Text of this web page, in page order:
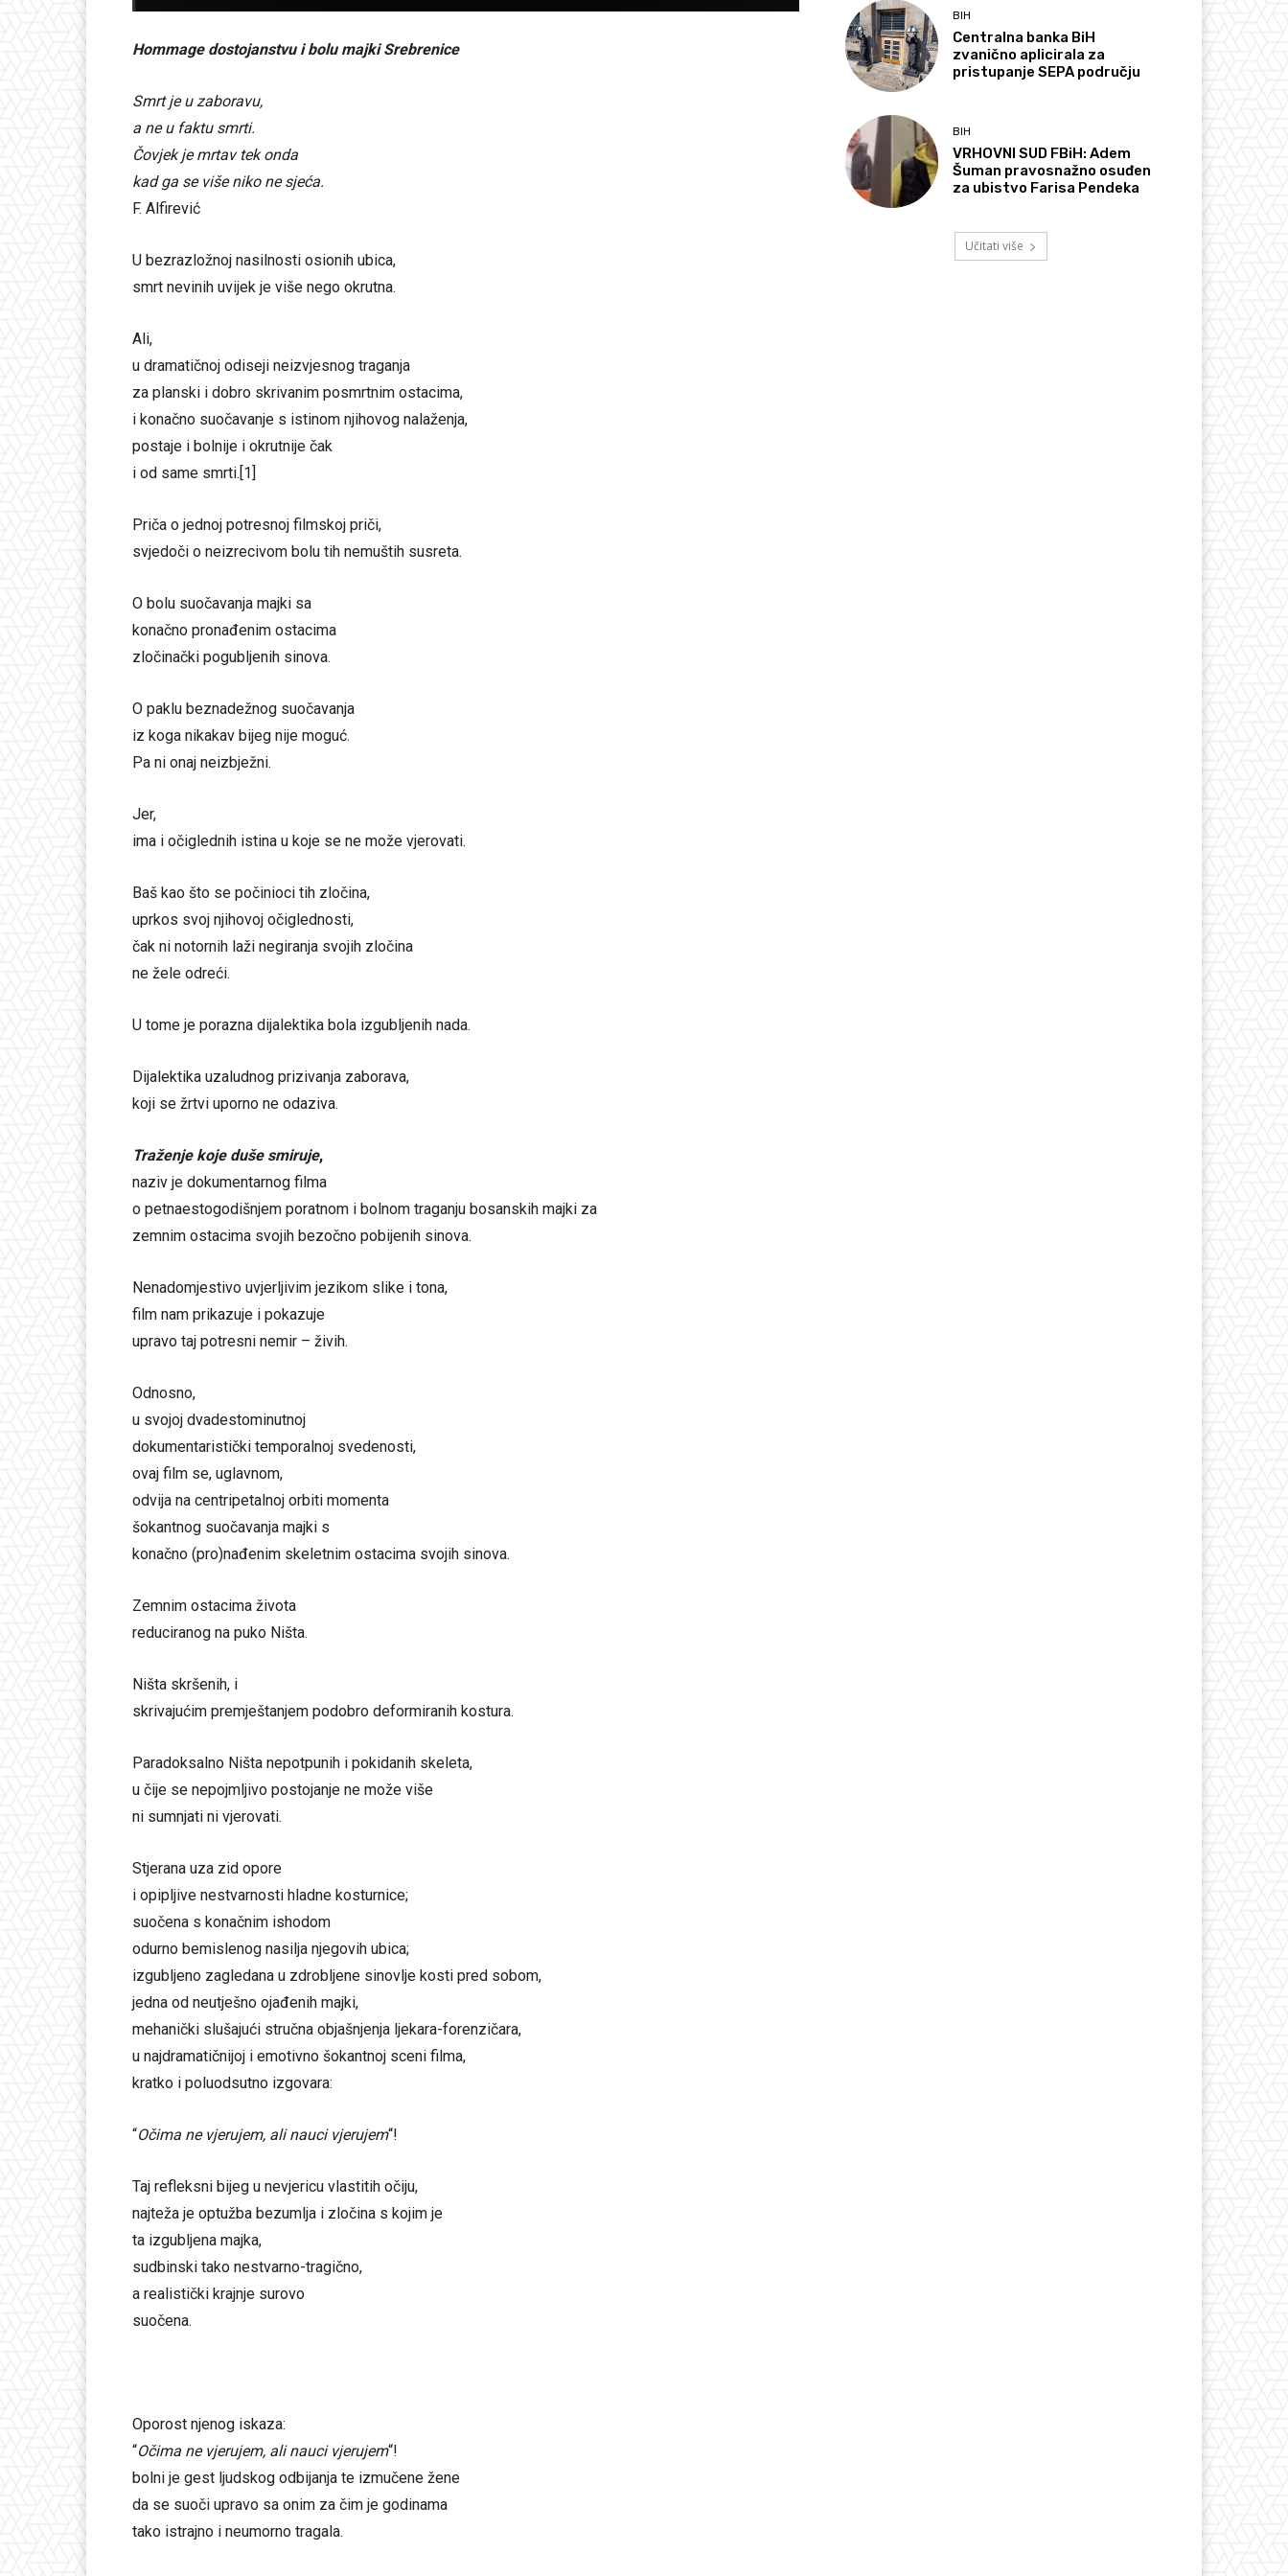
Hommage dostojanstvu i bolu majki Srebrenice
Smrt je u zaboravu,
a ne u faktu smrti.
Čovjek je mrtav tek onda
kad ga se više niko ne sjeća.
F. Alfirević
U bezrazložnoj nasilnosti osionih ubica,
smrt nevinih uvijek je više nego okrutna.
Ali,
u dramatičnoj odiseji neizvjesnog traganja
za planski i dobro skrivanim posmrtnim ostacima,
i konačno suočavanje s istinom njihovog nalaženja,
postaje i bolnije i okrutnije čak
i od same smrti.[1]
Priča o jednoj potresnoj filmskoj priči,
svjedoči o neizrecivom bolu tih nemuštih susreta.
O bolu suočavanja majki sa
konačno pronađenim ostacima
zločinački pogubljenih sinova.
O paklu beznadežnog suočavanja
iz koga nikakav bijeg nije moguć.
Pa ni onaj neizbježni.
Jer,
ima i očiglednih istina u koje se ne može vjerovati.
Baš kao što se počinioci tih zločina,
uprkos svoj njihovoj očiglednosti,
čak ni notornih laži negiranja svojih zločina
ne žele odreći.
U tome je porazna dijalektika bola izgubljenih nada.
Dijalektika uzaludnog prizivanja zaborava,
koji se žrtvi uporno ne odaziva.
Traženje koje duše smiruje,
naziv je dokumentarnog filma
o petnaestogodišnjem poratnom i bolnom traganju bosanskih majki za
zemnim ostacima svojih bezočno pobijenih sinova.
Nenadomjestivo uvjerljivim jezikom slike i tona,
film nam prikazuje i pokazuje
upravo taj potresni nemir – živih.
Odnosno,
u svojoj dvadestominutnoj
dokumentaristički temporalnoj svedenosti,
ovaj film se, uglavnom,
odvija na centripetalnoj orbiti momenta
šokantnog suočavanja majki s
konačno (pro)nađenim skeletnim ostacima svojih sinova.
Zemnim ostacima života
reduciranog na puko Ništa.
Ništa skršenih, i
skrivajućim premještanjem podobro deformiranih kostura.
Paradoksalno Ništa nepotpunih i pokidanih skeleta,
u čije se nepojmljivo postojanje ne može više
ni sumnjati ni vjerovati.
Stjerana uza zid opore
i opipljive nestvarnosti hladne kosturnice;
suočena s konačnim ishodom
odurno bemislenog nasilja njegovih ubica;
izgubljeno zagledana u zdrobljene sinovlje kosti pred sobom,
jedna od neutješno ojađenih majki,
mehanički slušajući stručna objašnjenja ljekara-forenzičara,
u najdramatičnijoj i emotivno šokantnoj sceni filma,
kratko i poluodsutno izgovara:
“Očima ne vjerujem, ali nauci vjerujem“!
Taj refleksni bijeg u nevjericu vlastitih očiju,
najteža je optužba bezumlja i zločina s kojim je
ta izgubljena majka,
sudbinski tako nestvarno-tragično,
a realistički krajnje surovo
suočena.
Oporost njenog iskaza:
“Očima ne vjerujem, ali nauci vjerujem“!
bolni je gest ljudskog odbijanja te izmučene žene
da se suoči upravo sa onim za čim je godinama
tako istrajno i neumorno tragala.
BIH
Centralna banka BiH
zvanično aplicirala za
pristupanje SEPA području
BIH
VRHOVNI SUD FBiH: Adem
Šuman pravosnažno osuđen
za ubistvo Farisa Pendeka
Učitati više